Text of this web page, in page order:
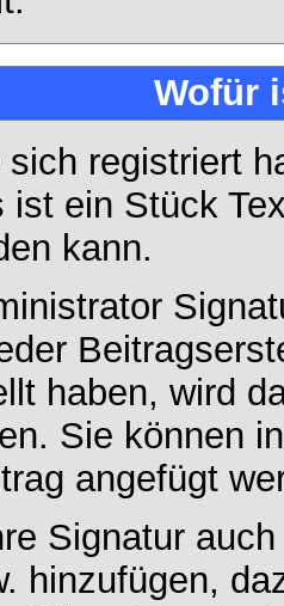
Wofür
registriert
ist ein Stück
kann.
haben, wird
Sie können
angefügt
Signatur
hinzufügen,